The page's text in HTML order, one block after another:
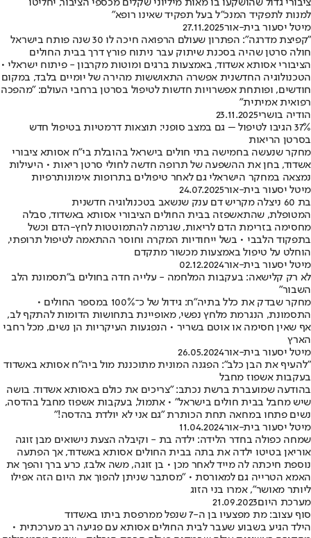
ציבורי גדול שהושקעו בו מאות מיליוני שקלים מכספי הציבור, יחליטו
למנות לתפקיד המנכ"ל בעל תפקיד שאינו רופא"
מיטל יסעור בית-אור27.11.2025
"קפיצת מדרגה": הפתרון שעולם הרפואה חיכה לו 30 שנה פותח בישראל
חולה סרטן שהיה בסכנת שיתוק עבר ניתוח פורץ דרך בבית החולים
הציבורי אסותא אשדוד, באמצעות ברגים ומוטות מקרבון - פיתוח ישראלי •
הטכנולוגיה החדשנית אפשרה התאוששות מהירה של יומיים בלבד, במקום
חודשים, ופותחת אפשרויות חדשות לטיפול בסרטן ברחבי העולם: "מהפכה
רפואית אמיתית"
הודיה בושרי23.11.2025
37% הגיבו לטיפול – גם במצב סופני: תוצאות דרמטיות בטיפול חדש
בסרטן הריאות
מחקר שנעשה בחמישה בתי חולים בישראל בהובלת בי״ח אסותא ציבורי
אשדוד, בחן את ההשפעה של תרופה חדשה לחולי סרטן ריאות • היעילות
נמצאה במחקר הישראלי גם לאחר טיפולים בתרופות אימונותרפיות
מיטל יסעור בית-אור24.07.2025
בת 60 ניצלה מקריש דם ענק שנשאב בטכנולוגיה חדשנית
המטופלת, שהתאשפזה בבית החולים הציבורי אסותא באשדוד, סבלה
מחסימה בזרימת הדם לריאות, שגרמה להתמוטטות לחץ-הדם וכשל
בתפקוד הלבבי • בשל ייחודיות המקרה וחוסר ההתאמה לטיפול תרופתי,
הוחלט על טיפול באמצעות מכשור מתקדם
מיטל יסעור בית-אור02.12.2024
לא רק קלישאה: בעקבות המלחמה - עלייה חדה בחולים ב"תסמונת הלב
השבור"
מחקר שבדק את כלל בתיה"ח: גידול של כ־100% במספר החולים •
התסמונת, הנגרמת מלחץ נפשי, מאופיינת בתחושות הדומות להתקף לב,
אף שאין חסימה או אוטם בשריר • הנפגעות העיקריות הן נשים, מכל רחבי
הארץ
מיטל יסעור בית-אור26.05.2024
"להעיף את הבן כלב": הפגנה המונית מתוכננת מול ביה"ח אסותא באשדוד
בעקבות אשפוז מחבל
בהודעה שמועברת ברשת נכתב: "צריכים את כולם באסותא אשדוד. בושה
שיש מחבל בבית חולים בישראל" • אתמול, בעקבות אשפוז מחבל בהדסה,
נשים פתחו במחאה תחת הכותרת "גם אני לא יולדת בהדסה!"
מיטל יסעור בית-אור11.04.2024
שמחה כפולה בחדר הלידה: ילדה בת - וקיבלה הצעת נישואים מבן זוגה
אוריאן בטיטו ילדה את בתה בבית החולים אסותא באשדוד, אך הפתעה
נוספת חיכתה לה מייד לאחר מכן • בן זוגה, משה אלבז, כרע ברך והפך את
האמא הטרייה גם למאורסת • "מסתבר שניתן להפוך את היום הזה אפילו
ליותר מאושר", אמרו בני הזוג
מערכת היום21.09.2023
סוף עצוב: מת מפצעיו בן ה-7 שנפל ממרפסת ביתו באשדוד
הילד הגיע בשבוע שעבר לבית החולים אסותא עם פגיעה רב מערכתית •